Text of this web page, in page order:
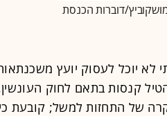
דוברות הכנסת
יוכל לעסוק יועץ
קנסות בתאם לחוק
של התחזות למשל; קובעת